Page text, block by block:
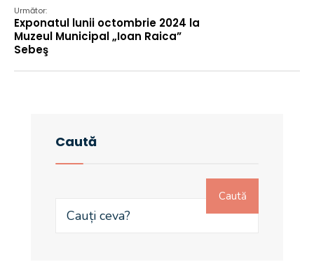
Următor:
Exponatul lunii octombrie 2024 la
Muzeul Municipal „Ioan Raica”
Sebeş
Caută
Caută